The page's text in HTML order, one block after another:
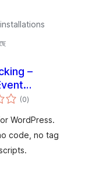
–
for (0total
ratings
)
WordPress.
code, no tag